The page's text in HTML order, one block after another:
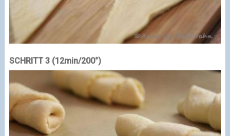
SCHRITT 3 (12min/200°)